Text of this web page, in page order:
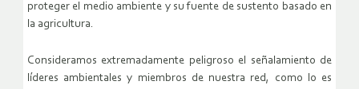
proteger el medio ambiente y su fuente de sustento basado en
la agricultura.
Consideramos extremadamente peligroso el señalamiento de
líderes ambientales y miembros de nuestra red, como lo es